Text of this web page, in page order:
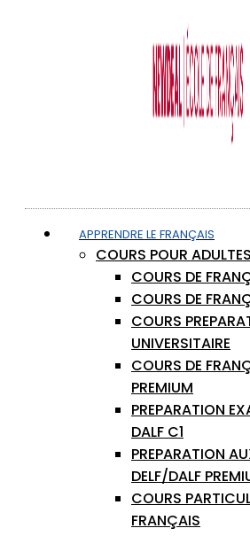
APPRENDRE LE FRANÇAIS
COURS POUR ADULTES
COURS DE
COURS DE
COURS
UNIVERSITAIRE
COURS DE
PREMIUM
PREPARATION
DALF C1
PREPARATION
DELF/DALF
COURS
FRANÇAIS